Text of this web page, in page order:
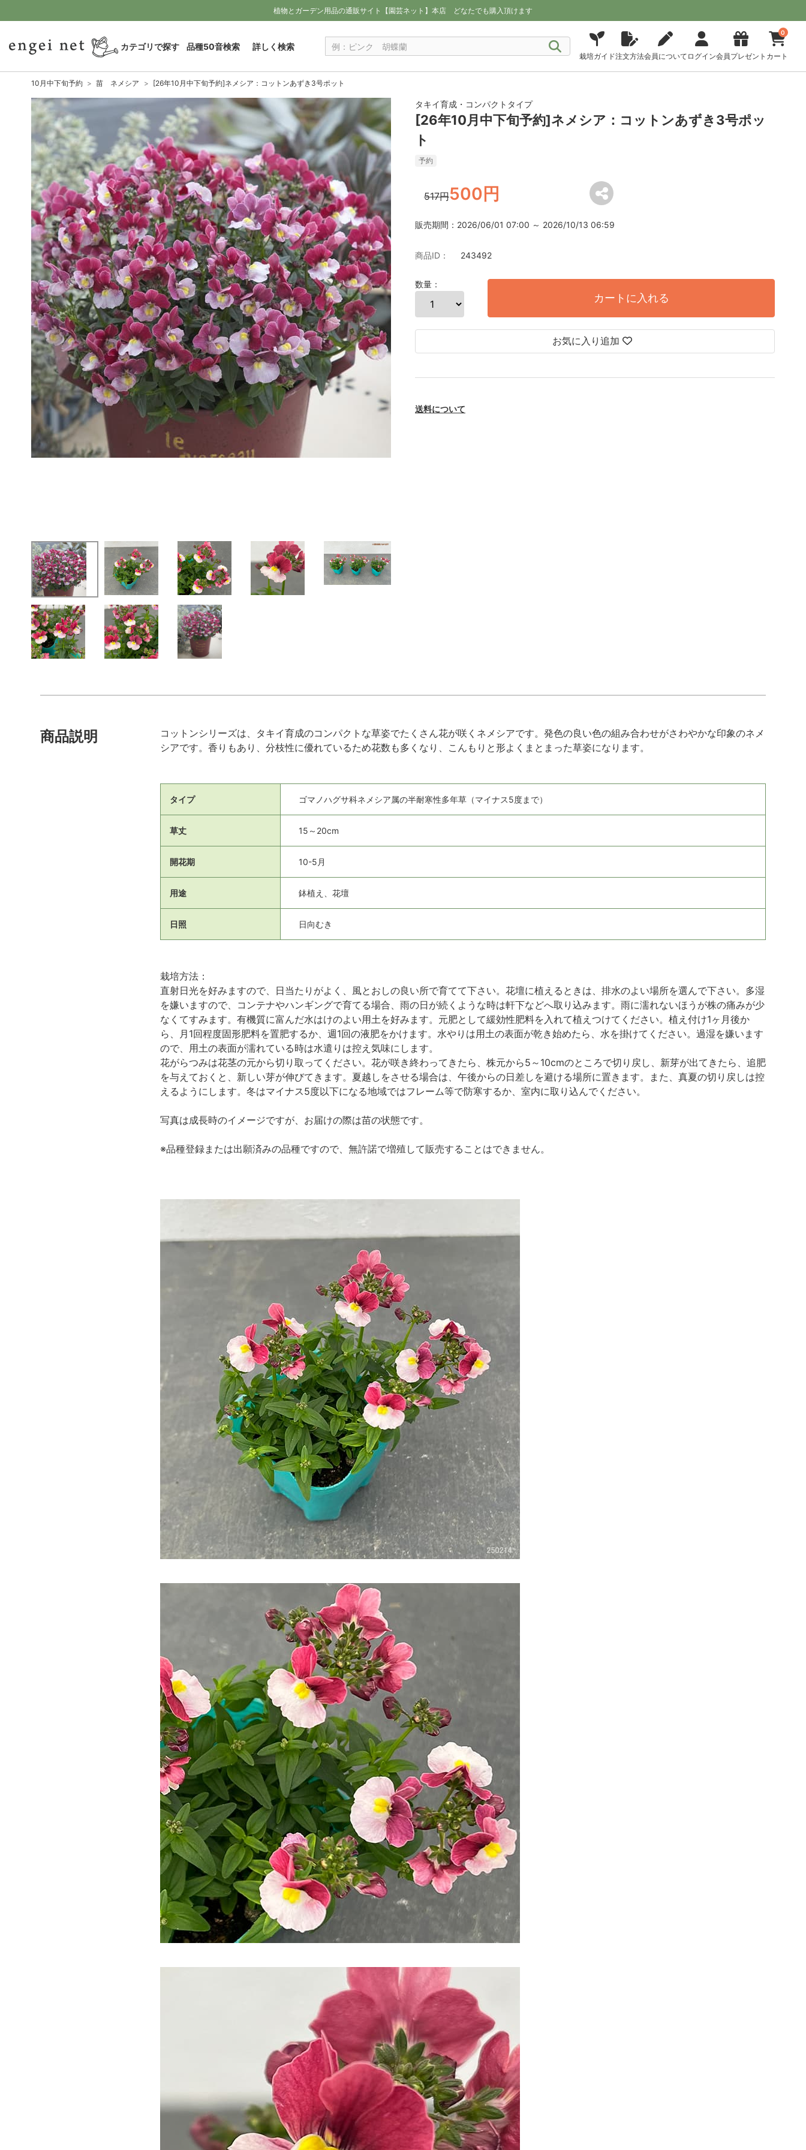
植物とガーデン用品の通販サイト【園芸ネット】本店 どなたでも購入頂けます
カテゴリで探す 品種50音検索 詳しく検索
栽培ガイド注文方法会員について ログイン会員プレゼント
0
カート
10月中下旬予約 苗 ネメシア [26年10月中下旬予約]ネメシア：コットンあずき3号ポット
タキイ育成・コンパクトタイプ
[26年10月中下旬予約]ネメシア：コットンあずき3号ポッ
ト
予約
517円500円
販売期間：2026/06/01 07:00 ～ 2026/10/13 06:59
商品ID： 243492
数量：
カートに入れる
お気に入り追加
送料について
商品説明
コットンシリーズは、タキイ育成のコンパクトな草姿でたくさん花が咲くネメシアです。発色の良い色の組み合わせがさわやかな印象のネメ
シアです。香りもあり、分枝性に優れているため花数も多くなり、こんもりと形よくまとまった草姿になります。
タイプ ゴマノハグサ科ネメシア属の半耐寒性多年草（マイナス5度まで）
草丈 15～20cm
開花期 10-5月
用途 鉢植え、花壇
日照 日向むき
栽培方法：
直射日光を好みますので、日当たりがよく、風とおしの良い所で育てて下さい。花壇に植えるときは、排水のよい場所を選んで下さい。多湿
を嫌いますので、コンテナやハンギングで育てる場合、雨の日が続くような時は軒下などへ取り込みます。雨に濡れないほうが株の痛みが少
なくてすみます。有機質に富んだ水はけのよい用土を好みます。元肥として緩効性肥料を入れて植えつけてください。植え付け1ヶ月後か
ら、月1回程度固形肥料を置肥するか、週1回の液肥をかけます。水やりは用土の表面が乾き始めたら、水を掛けてください。過湿を嫌います
ので、用土の表面が濡れている時は水遣りは控え気味にします。
花がらつみは花茎の元から切り取ってください。花が咲き終わってきたら、株元から5～10cmのところで切り戻し、新芽が出てきたら、追肥
を与えておくと、新しい芽が伸びてきます。夏越しをさせる場合は、午後からの日差しを避ける場所に置きます。また、真夏の切り戻しは控
えるようにします。冬はマイナス5度以下になる地域ではフレーム等で防寒するか、室内に取り込んでください。
写真は成長時のイメージですが、お届けの際は苗の状態です。
※品種登録または出願済みの品種ですので、無許諾で増殖して販売することはできません。